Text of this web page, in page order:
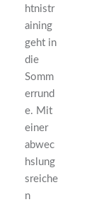
htnistr
aining
geht in
die
Somm
errund
e. Mit
einer
abwec
hslung
sreiche
n